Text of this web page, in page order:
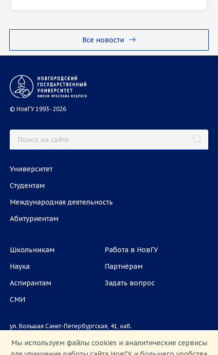
Все новости
© НовГУ 1993- 2026
Университет
Студентам
Международная деятельность
Абитуриентам
Школьникам
Наука
Аспирантам
СМИ
Работа в НовГУ
Партнёрам
Задать вопрос
ул. Большая Санкт-Петербургская, 41, каб.
Мы используем файлы cookies и аналитические сервисы